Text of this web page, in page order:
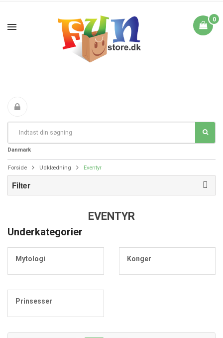
0
Fri Fragt fra 199 i
Danmark
DAG TIL DAG LEVERING
Forside Udklædning Eventyr
Filter
EVENTYR
Underkategorier
Mytologi Konger
Prinsesser